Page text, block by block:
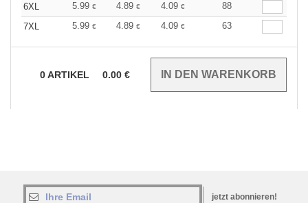
6XL
5.99 € 4.89 € 4.09 €
88
7XL
5.99 € 4.89 € 4.09 € 63
0ARTIKEL 0.00 €
jetzt abonnieren!